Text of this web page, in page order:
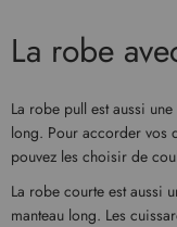
La robe
La robe pull est aussi
long. Pour accorder vos
pouvez les choisir de
La robe courte est aussi
manteau long. Les